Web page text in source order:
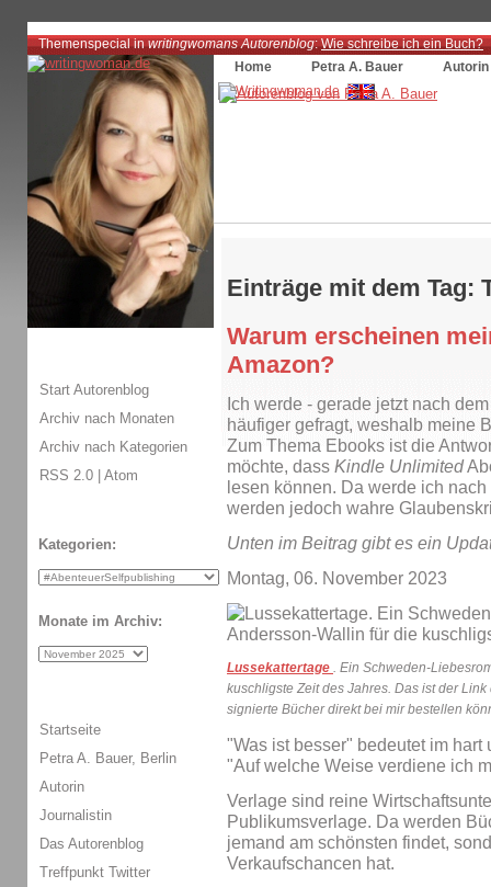
Themenspecial inwritingwomans Autorenblog:Wie schreibe ich ein Buch?
Home
Petra A. Bauer Autorin
Einträge mit dem Tag:
Warum erscheinen
Amazon?
Ich werde - gerade jetzt nach
häufiger gefragt, weshalb meine
Zum Thema Ebooks ist die
möchte, dass Kindle Unlimited
lesen können. Da werde ich
werden jedoch wahre
Unten im Beitrag gibt es ein
Montag, 06. November 2023
Lussekattertage . Ein Schweden-
kuschligste Zeit des Jahres. Das ist der
signierte Bücher direkt bei mir bestellen
"Was ist besser" bedeutet im
"Auf welche Weise verdiene ich
Verlage sind reine
Publikumsverlage. Da werden
jemand am schönsten findet,
Verkaufschancen hat.
Start Autorenblog
Archiv nach Monaten
Archiv nach Kategorien
RSS 2.0 | Atom
Kategorien:
Monate im Archiv:
Startseite
Petra A. Bauer, Berlin
Autorin
Journalistin
Das Autorenblog
Treffpunkt Twitter